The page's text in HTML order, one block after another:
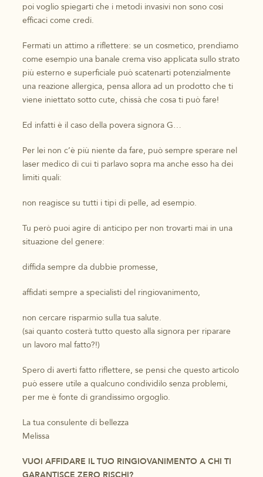
poi voglio spiegarti che i metodi invasivi non sono cosi
efficaci come credi.
Fermati un attimo a riflettere: se un cosmetico, prendiamo
come esempio una banale crema viso applicata sullo strato
più esterno e superficiale può scatenarti potenzialmente
una reazione allergica, pensa allora ad un prodotto che ti
viene iniettato sotto cute, chissà che cosa ti può fare!
Ed infatti è il caso della povera signora G…
Per lei non c’è più niente da fare, può sempre sperare nel
laser medico di cui ti parlavo sopra ma anche esso ha dei
limiti quali:
non reagisce su tutti i tipi di pelle, ad esempio.
Tu però puoi agire di anticipo per non trovarti mai in una
situazione del genere:
diffida sempre da dubbie promesse,
affidati sempre a specialisti del ringiovanimento,
non cercare risparmio sulla tua salute.
(sai quanto costerà tutto questo alla signora per riparare
un lavoro mal fatto?!)
Spero di averti fatto riflettere, se pensi che questo articolo
può essere utile a qualcuno condividilo senza problemi,
per me è fonte di grandissimo orgoglio.
La tua consulente di bellezza
Melissa
VUOI AFFIDARE IL TUO RINGIOVANIMENTO A CHI TI